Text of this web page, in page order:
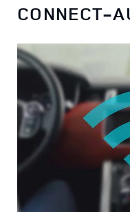
CONNECT-